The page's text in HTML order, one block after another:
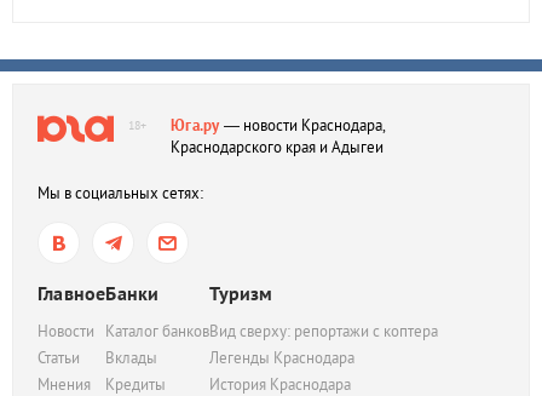
18+ Юга.ру— новости Краснодара,
Краснодарского края и Адыгеи
Мы в социальных сетях:
Главное
Новости
Статьи
Мнения
Банки
Каталог банков
Вклады
Кредиты
Туризм
Вид сверху: репортажи с коптера
Легенды Краснодара
История Краснодара